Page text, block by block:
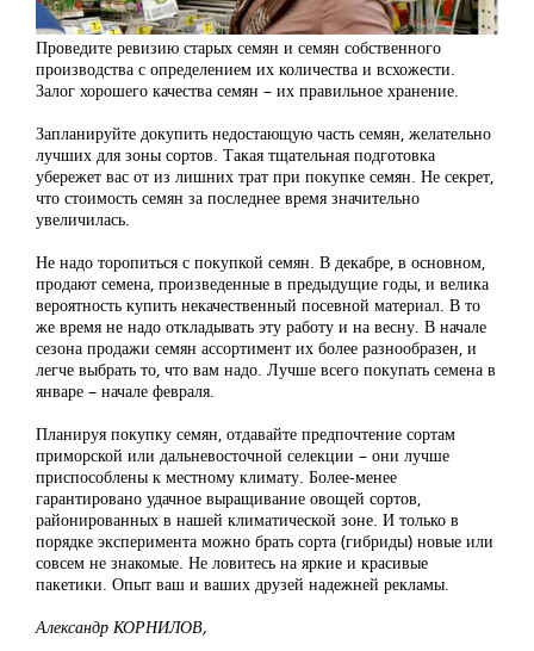
Проведите ревизию старых семян и семян собственного
производства с определением их количества и всхожести.
Залог хорошего качества семян – их правильное хранение.
Запланируйте докупить недостающую часть семян, желательно
лучших для зоны сортов. Такая тщательная подготовка
убережет вас от из лишних трат при покупке семян. Не секрет,
что стоимость семян за последнее время значительно
увеличилась.
Не надо торопиться с покупкой семян. В декабре, в основном,
продают семена, произведенные в предыдущие годы, и велика
вероятность купить некачественный посевной материал. В то
же время не надо откладывать эту работу и на весну. В начале
сезона продажи семян ассортимент их более разнообразен, и
легче выбрать то, что вам надо. Лучше всего покупать семена в
январе – начале февраля.
Планируя покупку семян, отдавайте предпочтение сортам
приморской или дальневосточной селекции – они лучше
приспособлены к местному климату. Более-менее
гарантировано удачное выращивание овощей сортов,
районированных в нашей климатической зоне. И только в
порядке эксперимента можно брать сорта (гибриды) новые или
совсем не знакомые. Не ловитесь на яркие и красивые
пакетики. Опыт ваш и ваших друзей надежней рекламы.
Александр КОРНИЛОВ,